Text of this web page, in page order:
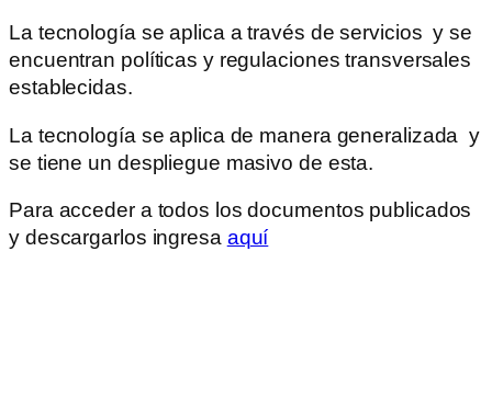
La tecnología se aplica a través de servicios y se
encuentran políticas y regulaciones transversales
establecidas.
La tecnología se aplica de manera generalizada y
se tiene un despliegue masivo de esta.
Para acceder a todos los documentos publicados
y descargarlos ingresa aquí